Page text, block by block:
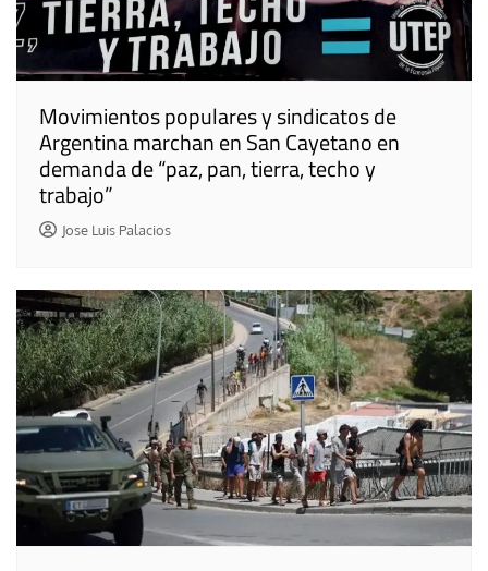
Movimientos populares y sindicatos de
Argentina marchan en San Cayetano en
demanda de “paz, pan, tierra, techo y
trabajo”
Jose Luis Palacios